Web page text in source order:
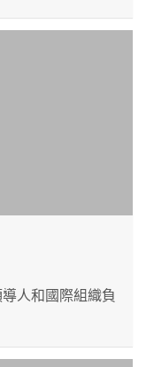
人和國際組織負